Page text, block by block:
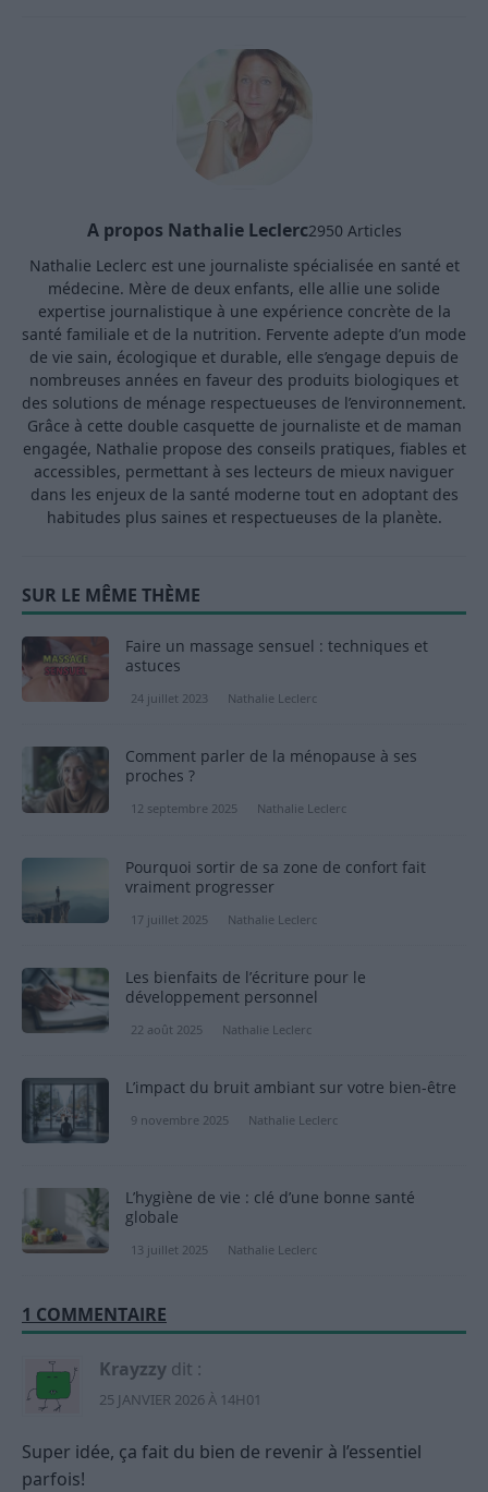
A propos Nathalie Leclerc2950 Articles
Nathalie Leclerc est une journaliste spécialisée en santé et
médecine. Mère de deux enfants, elle allie une solide
expertise journalistique à une expérience concrète de la
santé familiale et de la nutrition. Fervente adepte d’un mode
de vie sain, écologique et durable, elle s’engage depuis de
nombreuses années en faveur des produits biologiques et
des solutions de ménage respectueuses de l’environnement.
Grâce à cette double casquette de journaliste et de maman
engagée, Nathalie propose des conseils pratiques, fiables et
accessibles, permettant à ses lecteurs de mieux naviguer
dans les enjeux de la santé moderne tout en adoptant des
habitudes plus saines et respectueuses de la planète.
SUR LE MÊME THÈME
Faire un massage sensuel : techniques et
astuces
24 juillet 2023 Nathalie Leclerc
Comment parler de la ménopause à ses
proches ?
12 septembre 2025 Nathalie Leclerc
Pourquoi sortir de sa zone de confort fait
vraiment progresser
17 juillet 2025 Nathalie Leclerc
Les bienfaits de l’écriture pour le
développement personnel
22 août 2025 Nathalie Leclerc
L’impact du bruit ambiant sur votre bien-être
9 novembre 2025 Nathalie Leclerc
L’hygiène de vie : clé d’une bonne santé
globale
13 juillet 2025 Nathalie Leclerc
1 COMMENTAIRE
Krayzzy dit :
25 JANVIER 2026 À 14H01
Super idée, ça fait du bien de revenir à l’essentiel
parfois!